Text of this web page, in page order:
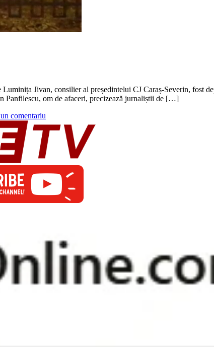
Jivan, consilier al președintelui CJ Caraș-Severin, fost
Panfilescu, om de afaceri, precizează jurnaliștii de […]
comentariu